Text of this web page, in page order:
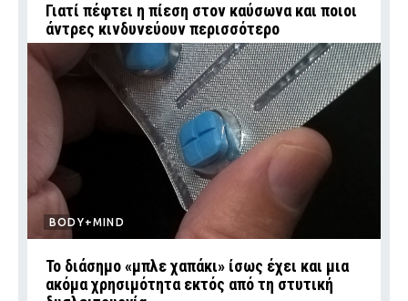
Γιατί πέφτει η πίεση στον καύσωνα και ποιοι
άντρες κινδυνεύουν περισσότερο
BODY+MIND
Το διάσημο «μπλε χαπάκι» ίσως έχει και μια
ακόμα χρησιμότητα εκτός από τη στυτική